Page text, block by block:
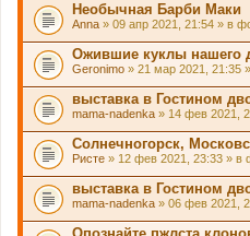
Необычная Барби Маки
Anna » 09 апр 2021, 21:54 » в
Ожившие куклы нашего
Geronimo » 21 мар 2021, 21:35
выставка в Гостином
mama-nadenka » 14 фев 2021,
Солнечногорск,
Ристе » 12 фев 2021, 23:33 » в
выставка в Гостином
mama-nadenka » 06 фев 2021,